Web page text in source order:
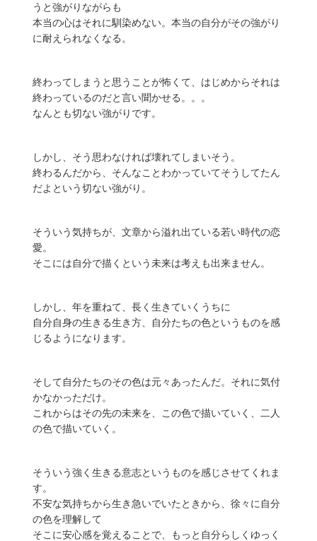
うと強がりながらも
本当の心はそれに馴染めない。本当の自分がその強がり
に耐えられなくなる。
終わってしまうと思うことが怖くて、はじめからそれは
終わっているのだと言い聞かせる。。。
なんとも切ない強がりです。
しかし、そう思わなければ壊れてしまいそう。
終わるんだから、そんなことわかっていてそうしてたん
だよという切ない強がり。
そういう気持ちが、文章から溢れ出ている若い時代の恋
愛。
そこには自分で描くという未来は考えも出来ません。
しかし、年を重ねて、長く生きていくうちに
自分自身の生きる生き方、自分たちの色というものを感
じるようになります。
そして自分たちのその色は元々あったんだ。それに気付
かなかっただけ。
これからはその先の未来を、この色で描いていく、二人
の色で描いていく。
そういう強く生きる意志というものを感じさせてくれま
す。
不安な気持ちから生き急いでいたときから、徐々に自分
の色を理解して
そこに安心感を覚えることで、もっと自分らしくゆっく